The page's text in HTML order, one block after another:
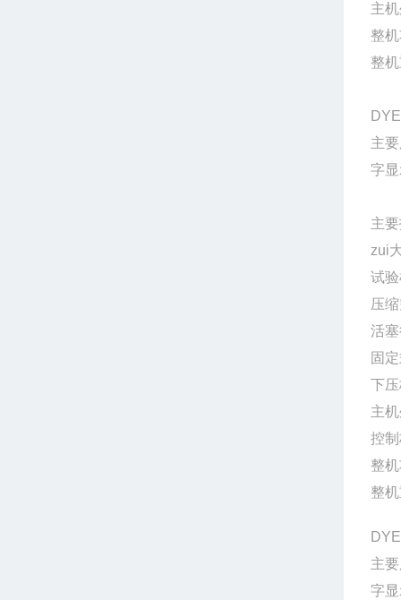
主
整
整
主
字
主
zui
试
压
活
固
下
主
控
整
整
主
字